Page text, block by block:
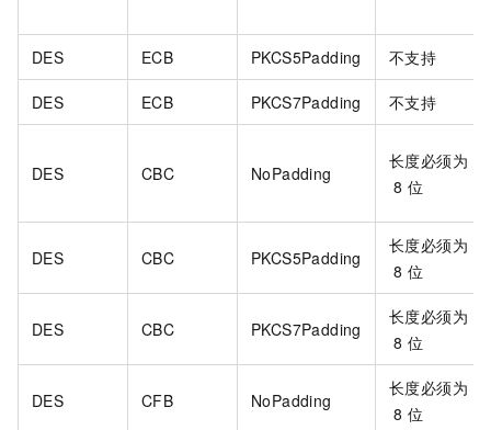
DES ECB PKCS5Padding 不支持
DES ECB PKCS7Padding 不支持
DES CBC NoPadding
长度必须为
8 位
DES CBC PKCS5Padding
长度必须为
8 位
DES CBC PKCS7Padding
长度必须为
8 位
DES CFB NoPadding
长度必须为
8 位